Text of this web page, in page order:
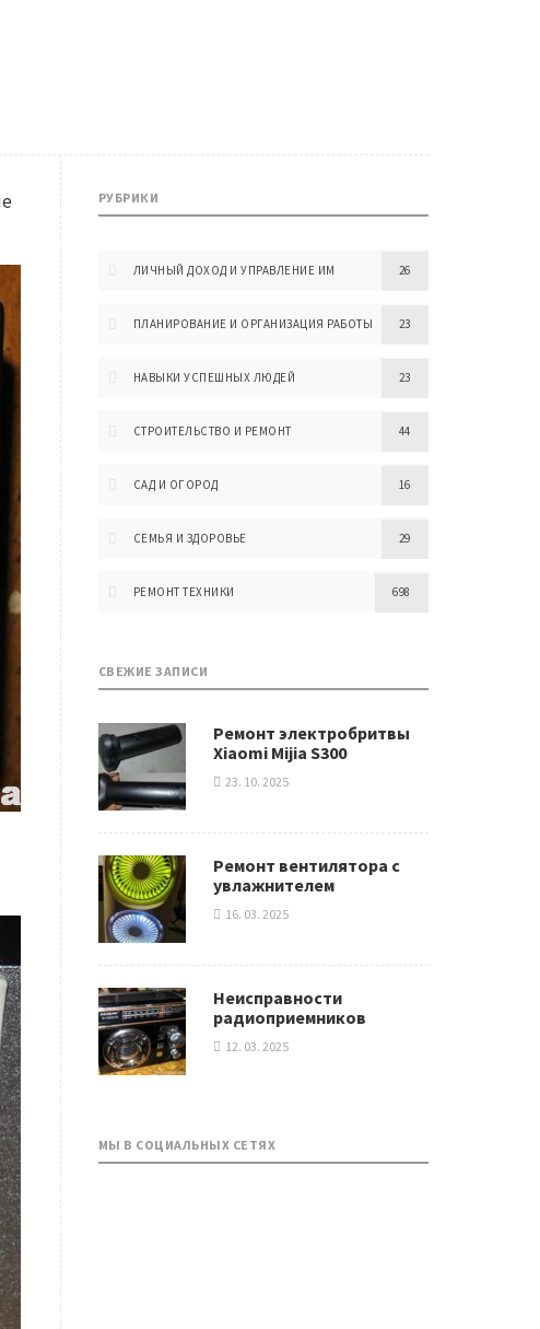
РУБРИКИ
ЛИЧНЫЙ ДОХОД И УПРАВЛЕНИЕ ИМ 26
ПЛАНИРОВАНИЕ И ОРГАНИЗАЦИЯ РАБОТЫ 23
НАВЫКИ УСПЕШНЫХ ЛЮДЕЙ 23
СТРОИТЕЛЬСТВО И РЕМОНТ 44
САД И ОГОРОД 16
СЕМЬЯ И ЗДОРОВЬЕ 29
РЕМОНТ ТЕХНИКИ 698
СВЕЖИЕ ЗАПИСИ
Ремонт электробритвы
Xiaomi Mijia S300
23. 10. 2025
Ремонт вентилятора с
увлажнителем
16. 03. 2025
Неисправности
радиоприемников
12. 03. 2025
МЫ В СОЦИАЛЬНЫХ СЕТЯХ